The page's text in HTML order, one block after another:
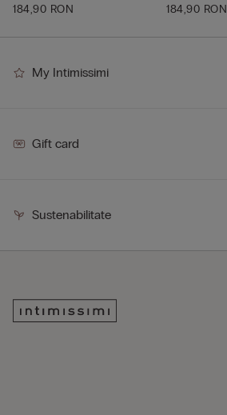
184,90 RON
Adele
184,90 RON
My Intimissimi
Gift card
Sustenabilitate